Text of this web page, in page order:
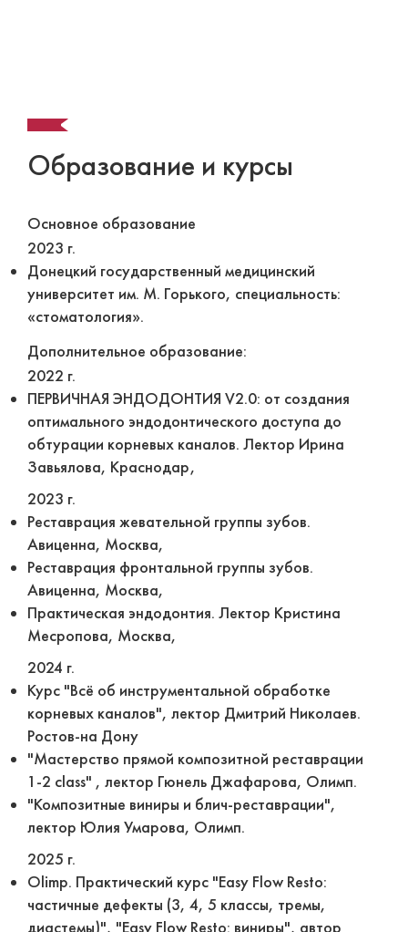
Образование и курсы
Основное образование
2023 г.
Донецкий государственный медицинский
университет им. М. Горького, специальность:
«стоматология».
Дополнительное образование:
2022 г.
ПЕРВИЧНАЯ ЭНДОДОНТИЯ V2.0: от создания
оптимального эндодонтического доступа до
обтурации корневых каналов. Лектор Ирина
Завьялова, Краснодар,
2023 г.
Реставрация жевательной группы зубов.
Авиценна, Москва,
Реставрация фронтальной группы зубов.
Авиценна, Москва,
Практическая эндодонтия. Лектор Кристина
Месропова, Москва,
2024 г.
Курс "Всё об инструментальной обработке
корневых каналов", лектор Дмитрий Николаев.
Ростов-на Дону
"Мастерство прямой композитной реставрации
1-2 class" , лектор Гюнель Джафарова, Oлимп.
"Композитные виниры и блич-реставрации",
лектор Юлия Умарова, Олимп.
2025 г.
Оlimp. Практический курс "Easy Flow Resto:
частичные дефекты (3, 4, 5 классы, тремы,
диастемы)", "Easy Flow Resto: виниры", автор